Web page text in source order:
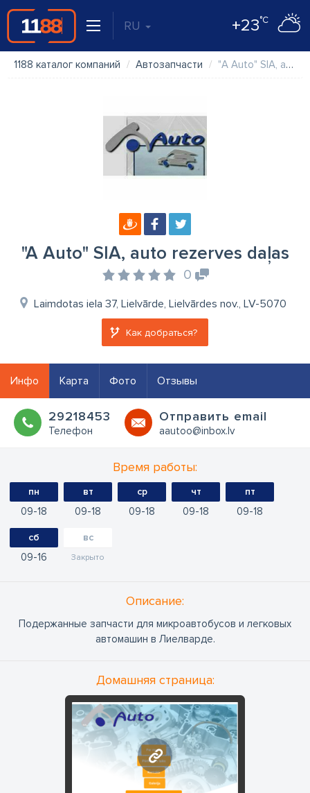
RU +23°C
1188 каталог компаний Автозапчасти "A Auto" SIA, auto rezerves daļas
"A Auto" SIA, auto rezerves daļas
0
Laimdotas iela 37, Lielvārde, Lielvārdes nov., LV-5070
Как добраться?
Инфо Карта Фото Отзывы
29218453
Телефон
Oтправить email
aautoo@inbox.lv
Время работы:
пн
09 18
вт
09 18
ср
09 18
чт
09 18
пт
09 18
сб
09 16
вс
Закрыто
Oписание:
Подержанные запчасти для микроавтобусов и легковых
автомашин в Лиелварде.
Домашняя страница:
www.aauto.lv